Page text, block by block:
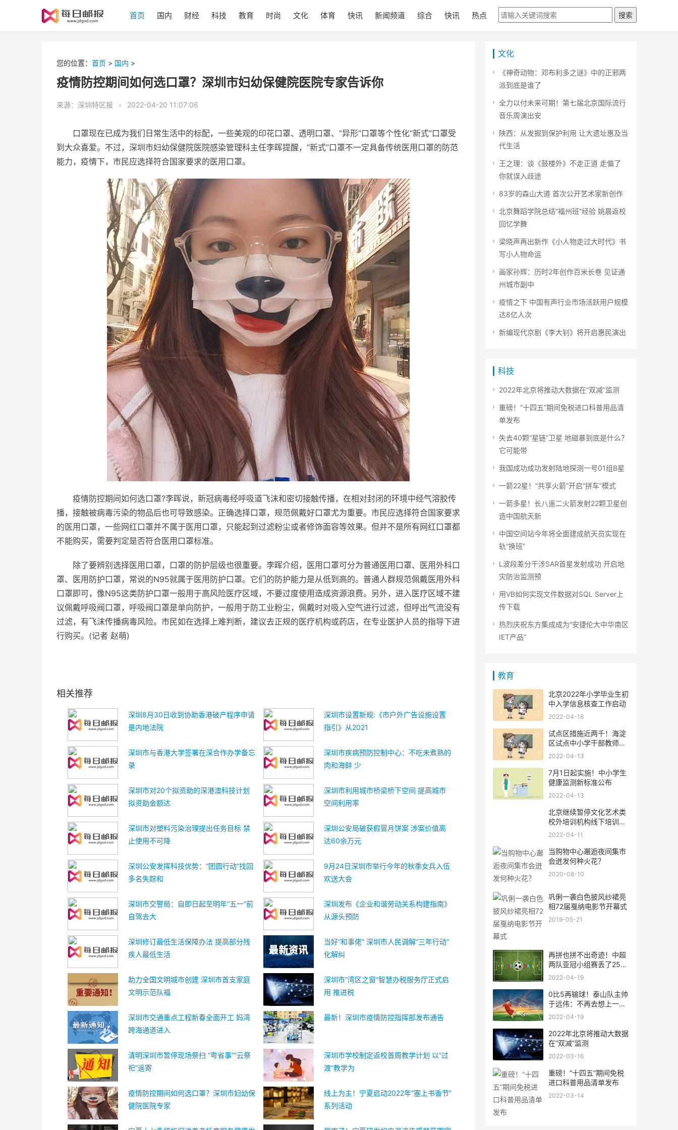
首页 国内 财经 科技 教育 时尚 文化 体育 快讯 新闻频道 综合 快讯 热点 搜索
您的位置： 首页 > 国内 >
疫情防控期间如何选口罩？深圳市妇幼保健院医院专家告诉你
来源：深圳特区报 • 2022-04-20 11:07:06
口罩现在已成为我们日常生活中的标配，一些美观的印花口罩、透明口罩、“异形”口罩等个性化“新式”口罩受
到大众喜爱。不过，深圳市妇幼保健院医院感染管理科主任李晖提醒，“新式”口罩不一定具备传统医用口罩的防范
能力， 疫情下，市民应选择符合国家要求的医用口罩。
疫情防控期间如何选口罩?李晖说， 新冠病毒经呼吸道飞沫和密切接触传播，在相对封闭的环境中经气溶胶传
播，接触被病毒污染的物品后也可导致感染。正确选择口罩，规范佩戴好口罩尤为重要。市民应选择符合国家要求
的医用口罩，一些网红口罩并不属于医用口罩，只能起到过滤粉尘或者修饰面容等效果。但并不是所有网红口罩都
不能购买，需要判定是否符合医用口罩标准。
除了要辨别选择医用口罩，口罩的防护层级也很重要。李晖介绍，医用口罩可分为普通医用口罩、医用外科口
罩、医用防护口罩，常说的N95就属于医用防护口罩。它们的防护能力是从低到高的。普通人群规范佩戴医用外科
口罩即可，像N95这类防护口罩一般用于高风险医疗区域，不要过度使用造成资源浪费。另外，进入医疗区域不建
议佩戴呼吸阀口罩，呼吸阀口罩是单向防护，一般用于防工业粉尘，佩戴时对吸入空气进行过滤，但呼出气流没有
过滤，有飞沫传播病毒风险。市民如在选择上难判断，建议去正规的医疗机构或药店，在专业医护人员的指导下进
行购买。(记者 赵萌)
相关推荐
深圳8月30日收到协助香港破产程序申请
是内地法院
深圳市设置新规:《市户外广告设施设置
指引》从2021
深圳市与香港大学签署在深合作办学备忘
录
深圳市疾病预防控制中心：不吃未煮熟的
肉和海鲜 少
深圳市对20个拟资助的深港澳科技计划
拟资助金额达
深圳市利用城市桥梁桥下空间 提高城市
空间利用率
深圳市对塑料污染治理提出任务目标 禁
止使用不可降
深圳公安局破获假冒月饼案 涉案价值高
达60余万元
深圳公安发挥科技优势：“团圆行动”找回
多名失踪和
9月24日深圳市举行今年的秋季女兵入伍
欢送大会
深圳市交警局：自即日起至明年“五一”前
自驾去大
深圳发布《企业和谐劳动关系构建指南》
从源头预防
深圳修订最低生活保障办法 提高部分残
疾人最低生活
当好“和事佬” 深圳市人民调解“三年行动”
化解纠
助力全国文明城市创建 深圳市首支家庭
文明示范队福
深圳市“湾区之窗”智慧办税服务厅正式启
用 推进税
深圳市交通重点工程新春全面开工 妈湾
跨海通道进入
最新！深圳市疫情防控指挥部发布通告
清明深圳市暂停现场祭扫 “粤省事”“云祭
祀”遥寄
深圳市学校制定返校首周教学计划 以“过
渡”教学为
疫情防控期间如何选口罩？深圳市妇幼保
健院医院专家
线上为主！宁夏启动2022年“塞上书香节”
系列活动
文化
《神奇动物：邓布利多之谜》中的正邪两
派到底是谁了
全力以付未来可期！第七届北京国际流行
音乐周演出安
陕西：从发掘到保护利用 让大遗址惠及当
代生活
王之理：谈《鼓楼外》不走正道 走偏了
你就误入歧途
83岁的森山大道 首次公开艺术家新创作
北京舞蹈学院总结“福州班”经验 姚晨返校
回忆学舞
梁晓声再出新作《小人物走过大时代》书
写小人物命运
画家孙辉：历时2年创作百米长卷 见证通
州城市副中
疫情之下 中国有声行业市场活跃用户规模
达8亿人次
新编现代京剧《李大钊》将开启惠民演出
科技
2022年北京将推动大数据在“双减”监测
重磅！“十四五”期间免税进口科普用品清
单发布
失去40颗“星链”卫星 地磁暴到底是什么？
它可能带
我国成功成功发射陆地探测一号01组B星
一箭22星！“共享火箭”开启“拼车”模式
一箭多星！长八遥二火箭发射22颗卫星创
造中国航天新
中国空间站今年将全面建成航天员实现在
轨“换班”
L波段差分干涉SAR首星发射成功 开启地
灾防治监测预
用VB如何实现文件数据对SQL Server上
传下载
热烈庆祝东方集成成为“安捷伦大中华南区
IET产品”
教育
北京2022年小学毕业生初
中入学信息核查工作启动
2022-04-18
试点区措施近两千！海淀
区试点中小学干部教师交
流轮
2022-04-13
7月1日起实施！中小学生
健康监测新标准公布
2022-04-13
北京继续暂停文化艺术类
校外培训机构线下培训活
动
2022-04-11
当购物中心邂逅夜间集市
会迸发何种火花？
2020-08-10
巩俐一袭白色披风纱裙亮
相72届戛纳电影节开幕式
2019-05-21
再拼也拼不出奇迹！中超
两队亚冠小组赛丢了25球
数
2022-04-19
0比5再输球！泰山队主帅
于远伟：不再去想上一场
比赛
2022-04-19
2022年北京将推动大数据
在“双减”监测
2022-03-16
重磅！“十四五”期间免税
进口科普用品清单发布
2022-03-14